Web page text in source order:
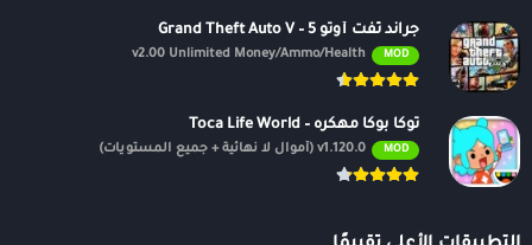
جراند ثفت أوتو 5 – Grand Theft Auto V
MOD
v2.00 Unlimited Money/Ammo/Health
توكا بوكا مهكره – Toca Life World
MOD v1.120.0 (أموال لا نهائية + جميع المستويات)